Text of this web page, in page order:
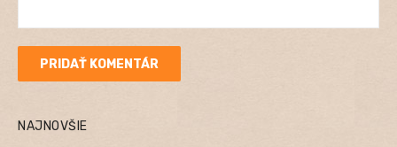
NAJNOVŠIE